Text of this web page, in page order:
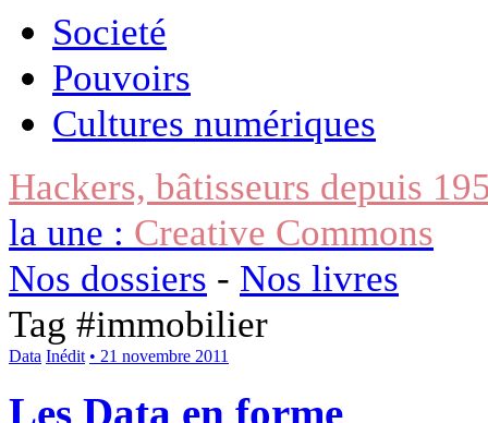
Societé
Pouvoirs
Cultures numériques
Hackers, bâtisseurs depuis
la une : Creative Commons
Nos dossiers - Nos livres
Tag #immobilier
Data Inédit • 21 novembre 2011
Les Data en forme